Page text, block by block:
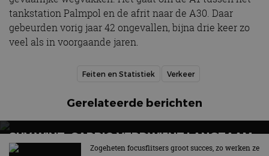
tankstation Palmpol en de afrit naar de A30. Daar
gebeurden vorig jaar 42 ongevallen, bijna drie keer zo
veel als in voorgaande jaren.
Feiten en Statistiek Verkeer
Gerelateerde berichten
SUV WINT, CABRIO VERDWIJNT LANGZAAM
UIT BEELD
Zogeheten focusflitsers groot succes, zo werken ze